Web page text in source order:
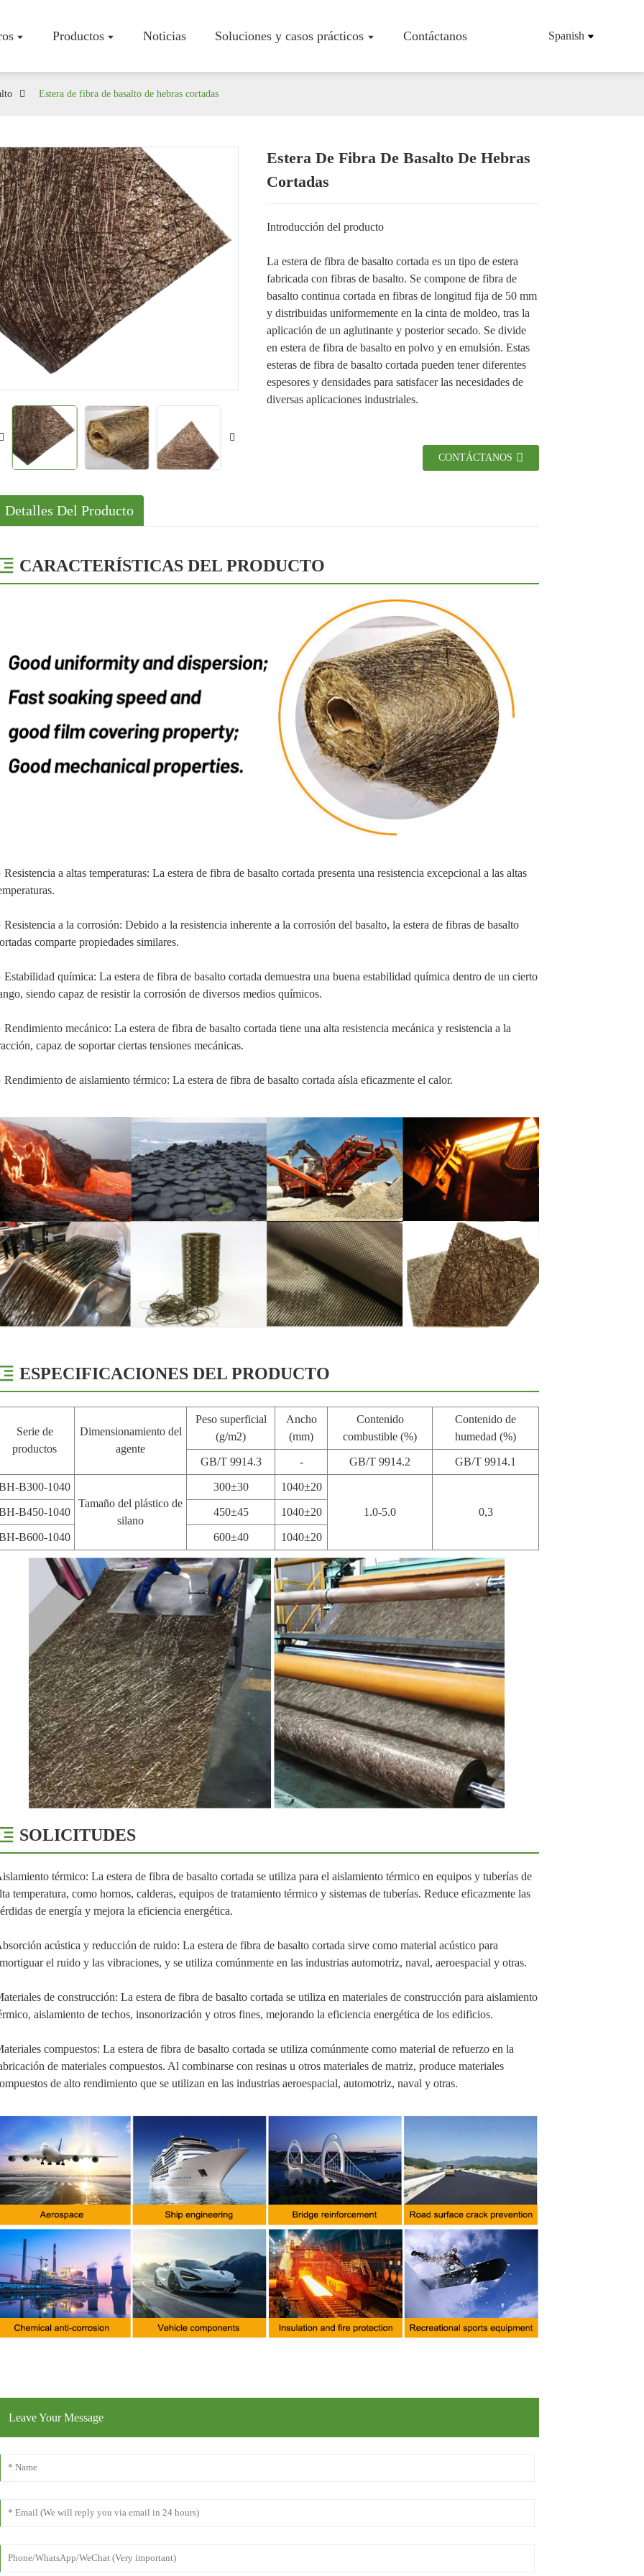
Productos Noticias Soluciones y casos prácticos Contáctanos Spanish
Perfil De La Empresa
Productos De Fibra De Basalto
Soluciones
Casos
Estera de fibra de basalto de hebras cortadas
Estera De Fibra De Basalto De Hebras
Cortadas
Introducción del producto
La estera de fibra de basalto cortada es un tipo de estera
fabricada con fibras de basalto. Se compone de fibra de
basalto continua cortada en fibras de longitud fija de 50 mm
y distribuidas uniformemente en la cinta de moldeo, tras la
aplicación de un aglutinante y posterior secado. Se divide
en estera de fibra de basalto en polvo y en emulsión. Estas
esteras de fibra de basalto cortada pueden tener diferentes
espesores y densidades para satisfacer las necesidades de
diversas aplicaciones industriales.
CONTÁCTANOS
Detalles Del Producto
CARACTERÍSTICAS DEL PRODUCTO
Resistencia a altas temperaturas: La estera de fibra de basalto cortada presenta una resistencia excepcional a las altas
Resistencia a la corrosión: Debido a la resistencia inherente a la corrosión del basalto, la estera de fibras de basalto
comparte propiedades similares.
Estabilidad química: La estera de fibra de basalto cortada demuestra una buena estabilidad química dentro de un cierto
siendo capaz de resistir la corrosión de diversos medios químicos.
Rendimiento mecánico: La estera de fibra de basalto cortada tiene una alta resistencia mecánica y resistencia a la
capaz de soportar ciertas tensiones mecánicas.
Rendimiento de aislamiento térmico: La estera de fibra de basalto cortada aísla eficazmente el calor.
ESPECIFICACIONES DEL PRODUCTO
Serie de
productos
Dimensionamiento del
agente
Peso superficial
(g/m2)
Ancho
(mm)
Contenido
combustible (%)
Contenido de
humedad (%)
GB/T 9914.3 - GB/T 9914.2 GB/T 9914.1
B300-1040
Tamaño del plástico de
silano
300±30 1040±20
1.0-5.0 0,3
B450-1040 450±45 1040±20
B600-1040 600±40 1040±20
SOLICITUDES
térmico: La estera de fibra de basalto cortada se utiliza para el aislamiento térmico en equipos y tuberías de
temperatura, como hornos, calderas, equipos de tratamiento térmico y sistemas de tuberías. Reduce eficazmente las
de energía y mejora la eficiencia energética.
acústica y reducción de ruido: La estera de fibra de basalto cortada sirve como material acústico para
el ruido y las vibraciones, y se utiliza comúnmente en las industrias automotriz, naval, aeroespacial y otras.
de construcción: La estera de fibra de basalto cortada se utiliza en materiales de construcción para aislamiento
aislamiento de techos, insonorización y otros fines, mejorando la eficiencia energética de los edificios.
compuestos: La estera de fibra de basalto cortada se utiliza comúnmente como material de refuerzo en la
de materiales compuestos. Al combinarse con resinas u otros materiales de matriz, produce materiales
de alto rendimiento que se utilizan en las industrias aeroespacial, automotriz, naval y otras.
Leave Your Message